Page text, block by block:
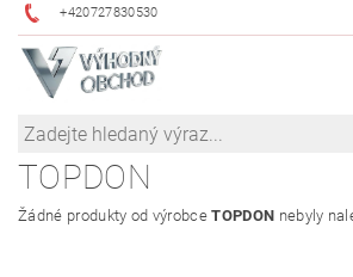
+420727830530
TOPDON
Žádné produkty od výrobceTOPDON nebyly